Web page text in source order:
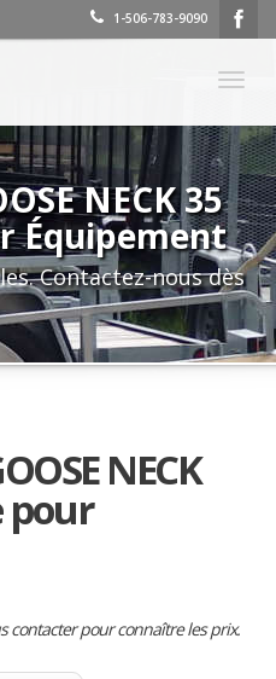
1-506-783-9090
NECK 35
Équipement
Contactez-nous dès
NECK
pour
contacter pour connaître les prix.